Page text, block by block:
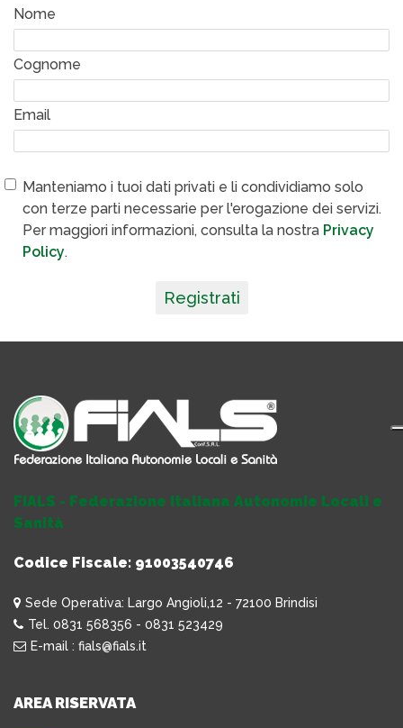
Nome
Cognome
Email
Manteniamo i tuoi dati privati e li condividiamo solo
con terze parti necessarie per l'erogazione dei servizi.
Per maggiori informazioni, consulta la nostra Privacy
Policy.
Registrati
FIALS - Federazione Italiana Autonomie Locali e
Sanità
Codice Fiscale: 91003540746
Sede Operativa: Largo Angioli,12 - 72100 Brindisi
Tel. 0831 568356 - 0831 523429
E-mail : fials@fials.it
AREA RISERVATA